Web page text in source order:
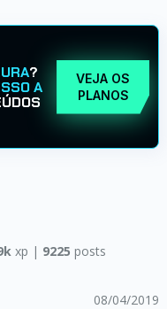
?
A
VEJA OS
PLANOS
xp | 9225 posts
08/04/2019